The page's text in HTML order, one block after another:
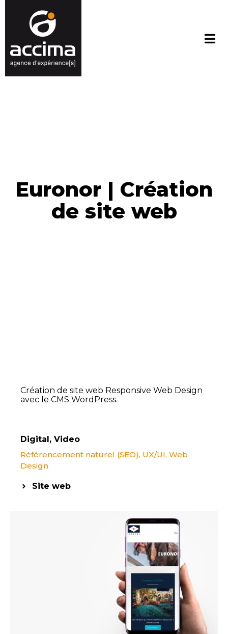
Euronor | Création
de site web
Création de site web Responsive Web Design
avec le CMS WordPress.
Digital, Video
Référencement naturel (SEO), UX/UI, Web
Design
Site web